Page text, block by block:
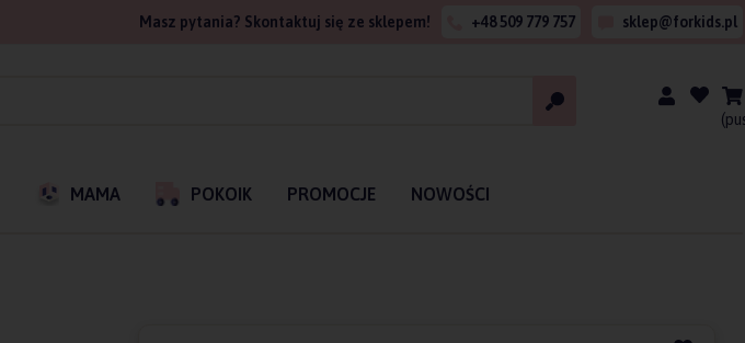
Masz pytania? Skontaktuj się ze sklepem! +48 509 779 757 sklep@forkids.pl
MAMA POKOIK PROMOCJE NOWOŚCI